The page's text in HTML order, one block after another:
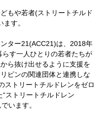
もや若者(ストリートチルド
す。
ター21(ACC21)は、2018年
す一人ひとりの若者たちが
ら抜け出せるように支援を
ピンの関連団体と連携しな
ストリートチルドレンをゼロ
ストリートチルドレン
います。